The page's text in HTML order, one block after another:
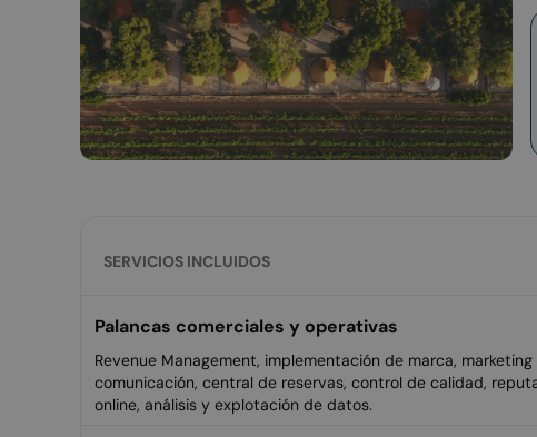
SERVICIOS INCLUIDOS
Palancas comerciales y operativas
Revenue Management, implementación de marca, marketing
comunicación, central de reservas, control de calidad,
online, análisis y explotación de datos.